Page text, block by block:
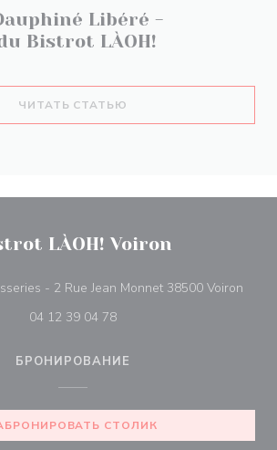
Libéré -
Bistrot LÀOH!
ЧИТАТЬ СТАТЬЮ
LÀOH! Voiron
- 2 Rue Jean Monnet 38500 Voiron
04 12 39 04 78
БРОНИРОВАНИЕ
СТОЛИК